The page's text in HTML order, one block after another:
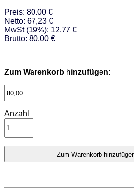
Preis: 80.00 €
Netto: 67,23 €
MwSt (19%): 12,77 €
Brutto: 80,00 €
Zum Warenkorb hinzufügen:
Anzahl